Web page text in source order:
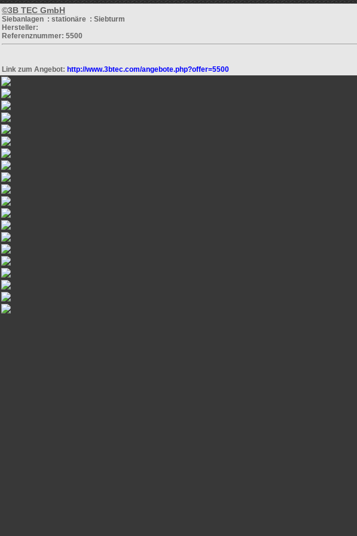
©3B TEC GmbH
Siebanlagen : stationäre : Siebturm
Hersteller:
Referenznummer: 5500
Link zum Angebot: http://www.3btec.com/angebote.php?offer=5500